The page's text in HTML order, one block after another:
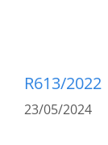
R613/2022
23/05/2024